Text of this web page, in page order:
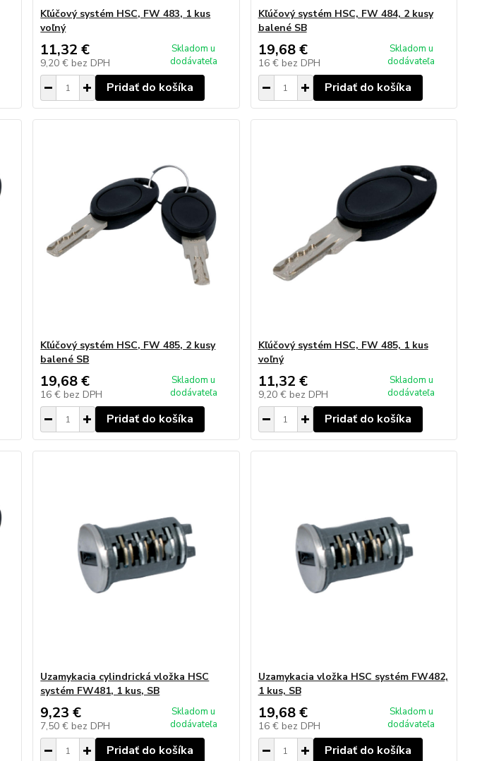
Kľúčový systém HSC, FW 483, 1 kus
voľný
11,32 €
9,20 € bez DPH
Skladom u
dodávateľa
Pridať do košíka
Kľúčový systém HSC, FW 484, 2 kusy
balené SB
19,68 €
16 € bez DPH
Skladom u
dodávateľa
Pridať do košíka
Kľúčový systém HSC, FW 485, 2 kusy
balené SB
19,68 €
16 € bez DPH
Skladom u
dodávateľa
Pridať do košíka
Kľúčový systém HSC, FW 485, 1 kus
voľný
11,32 €
9,20 € bez DPH
Skladom u
dodávateľa
Pridať do košíka
Uzamykacia cylindrická vložka HSC
systém FW481, 1 kus, SB
9,23 €
7,50 € bez DPH
Skladom u
dodávateľa
Pridať do košíka
Uzamykacia vložka HSC systém FW482,
1 kus, SB
19,68 €
16 € bez DPH
Skladom u
dodávateľa
Pridať do košíka